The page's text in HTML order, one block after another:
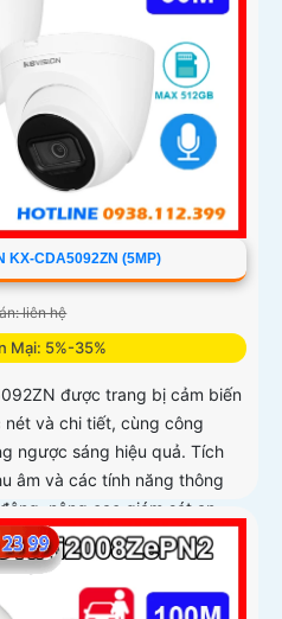
KX-CDA5092ZN (5MP)
liên hệ
Mại: 5%-35%
được trang bị cảm biến
nét và chi tiết, cùng công
ngược sáng hiệu quả. Tích
âm và các tính năng thông
nâng cao giám sát an